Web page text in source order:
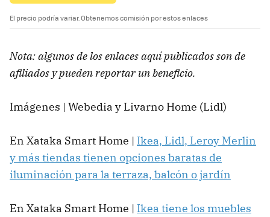
El precio podría variar. Obtenemos comisión por estos enlaces
Nota: algunos de los enlaces aquí publicados son de
afiliados y pueden reportar un beneficio.
Imágenes | Webedia y Livarno Home (Lidl)
En Xataka Smart Home | Ikea, Lidl, Leroy Merlin
y más tiendas tienen opciones baratas de
iluminación para la terraza, balcón o jardín
En Xataka Smart Home | Ikea tiene los muebles